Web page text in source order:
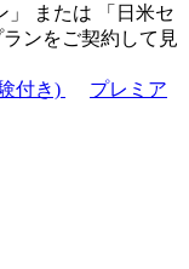
」 または 「 日米セ
ンをご契約して見
付き)
プレミア